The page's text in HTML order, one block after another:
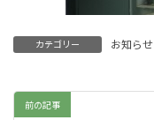
カテゴリー お知らせ
前の記事